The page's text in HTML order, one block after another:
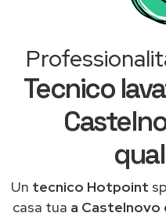
Tecnico
Un tecnico Hotpoint
casa tua a